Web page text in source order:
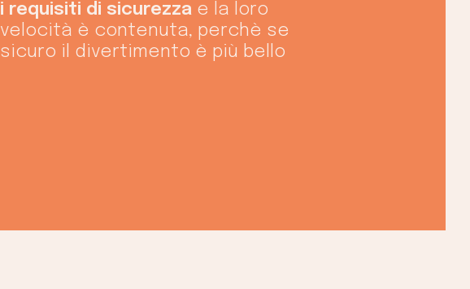
i requisiti di sicurezza e la loro
velocità è contenuta, perchè se
sicuro il divertimento è più bello